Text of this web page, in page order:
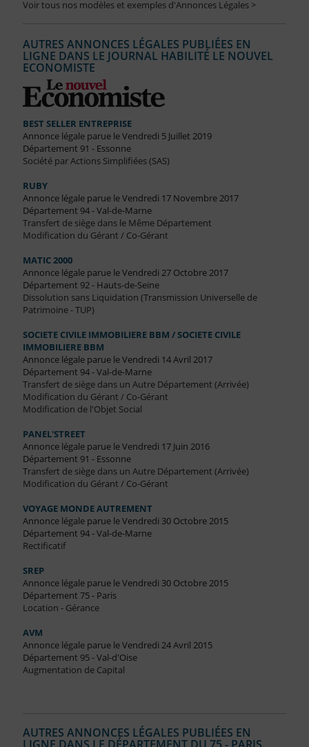
Voir tous nos modèles et exemples d'Annonces Légales >
AUTRES ANNONCES LÉGALES PUBLIÉES EN
LIGNE DANS LE JOURNAL HABILITÉ LE NOUVEL
ECONOMISTE
BEST SELLER ENTREPRISE
Annonce légale parue le Vendredi 5 Juillet 2019
Département 91 - Essonne
Société par Actions Simplifiées (SAS)
RUBY
Annonce légale parue le Vendredi 17 Novembre 2017
Département 94 - Val-de-Marne
Transfert de siège dans le Même Département
Modification du Gérant / Co-Gérant
MATIC 2000
Annonce légale parue le Vendredi 27 Octobre 2017
Département 92 - Hauts-de-Seine
Dissolution sans Liquidation (Transmission Universelle de
Patrimoine - TUP)
SOCIETE CIVILE IMMOBILIERE BBM / SOCIETE CIVILE
IMMOBILIERE BBM
Annonce légale parue le Vendredi 14 Avril 2017
Département 94 - Val-de-Marne
Transfert de siège dans un Autre Département (Arrivée)
Modification du Gérant / Co-Gérant
Modification de l'Objet Social
PANEL'STREET
Annonce légale parue le Vendredi 17 Juin 2016
Département 91 - Essonne
Transfert de siège dans un Autre Département (Arrivée)
Modification du Gérant / Co-Gérant
VOYAGE MONDE AUTREMENT
Annonce légale parue le Vendredi 30 Octobre 2015
Département 94 - Val-de-Marne
Rectificatif
SREP
Annonce légale parue le Vendredi 30 Octobre 2015
Département 75 - Paris
Location - Gérance
AVM
Annonce légale parue le Vendredi 24 Avril 2015
Département 95 - Val-d'Oise
Augmentation de Capital
AUTRES ANNONCES LÉGALES PUBLIÉES EN